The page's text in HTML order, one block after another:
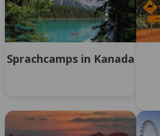
Sprachcamps in Kanada